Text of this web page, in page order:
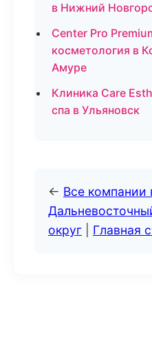
в Нижний
Center Pro
косметология в
Амуре
Клиника Care
спа в Ульяновск
← Все компании
округ
Главная